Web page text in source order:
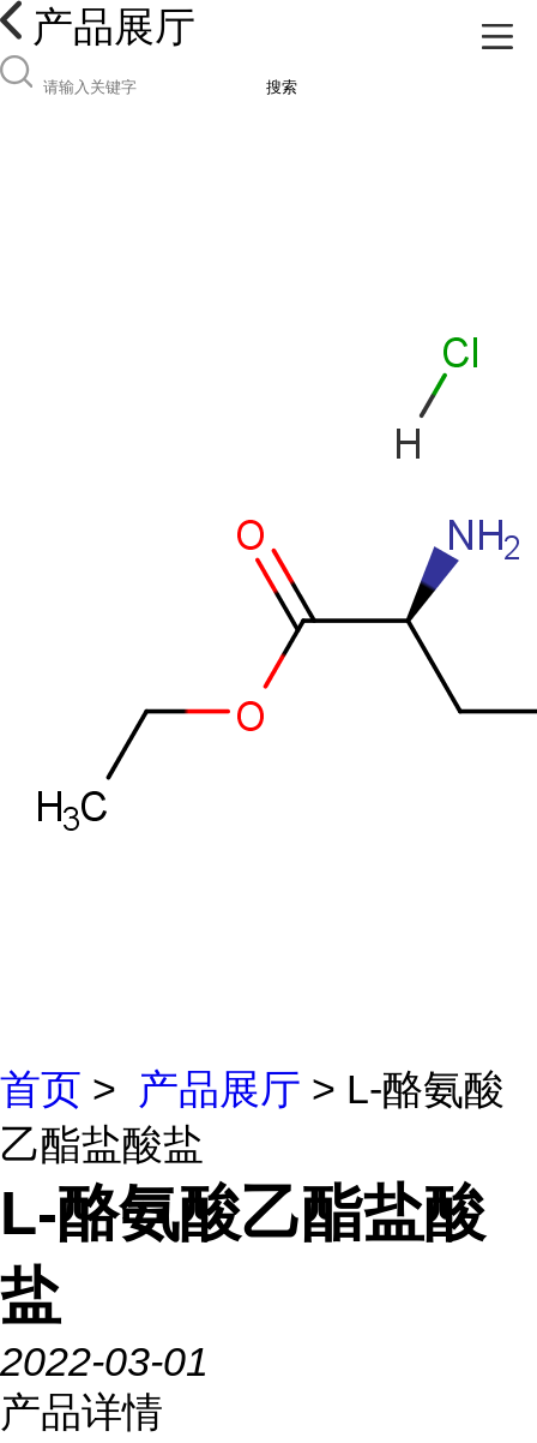
产品展厅
搜索
首页 > 产品展厅 > L-酪氨酸
乙酯盐酸盐
L-酪氨酸乙酯盐酸
盐
2022-03-01
产品详情